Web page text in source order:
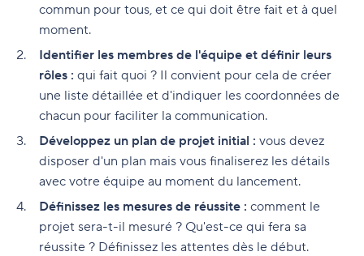
commun pour tous, et ce qui doit être fait et à quel
moment.
Identifier les membres de l'équipe et définir leurs
rôles : qui fait quoi ? Il convient pour cela de créer
une liste détaillée et d'indiquer les coordonnées de
chacun pour faciliter la communication.
Développez un plan de projet initial : vous devez
disposer d'un plan mais vous finaliserez les détails
avec votre équipe au moment du lancement.
Définissez les mesures de réussite : comment le
projet sera-t-il mesuré ? Qu'est-ce qui fera sa
réussite ? Définissez les attentes dès le début.